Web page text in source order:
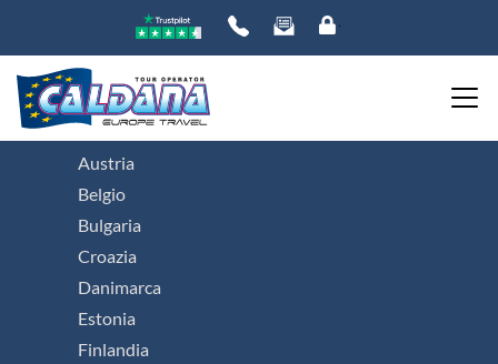
Viaggi organizzati in Europa
Austria
Belgio
Bulgaria
Croazia
Danimarca
Estonia
Finlandia